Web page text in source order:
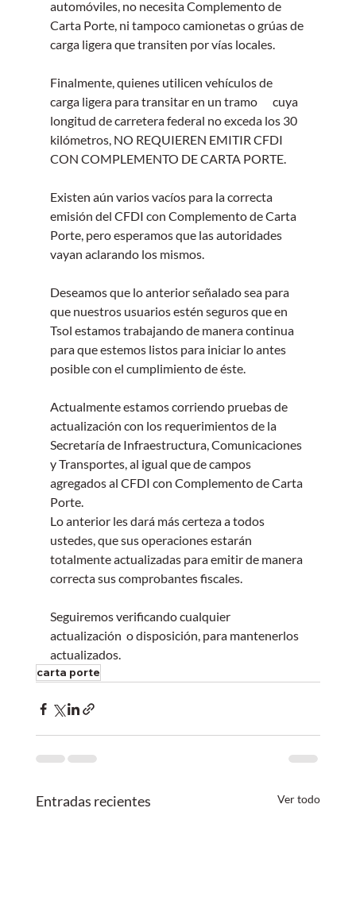
automóviles, no necesita Complemento de
Carta Porte, ni tampoco camionetas o grúas de
carga ligera que transiten por vías locales.
Finalmente, quienes utilicen vehículos de
carga ligera para transitar en un tramo 	cuya
longitud de carretera federal no exceda los 30
kilómetros, NO REQUIEREN EMITIR CFDI
CON COMPLEMENTO DE CARTA PORTE.
Existen aún varios vacíos para la correcta
emisión del CFDI con Complemento de Carta
Porte, pero esperamos que las autoridades
vayan aclarando los mismos.
Deseamos que lo anterior señalado sea para
que nuestros usuarios estén seguros que en
Tsol estamos trabajando de manera continua
para que estemos listos para iniciar lo antes
posible con el cumplimiento de éste.
Actualmente estamos corriendo pruebas de
actualización con los requerimientos de la
Secretaría de Infraestructura, Comunicaciones
y Transportes, al igual que de campos
agregados al CFDI con Complemento de Carta
Porte.
Lo anterior les dará más certeza a todos
ustedes, que sus operaciones estarán
totalmente actualizadas para emitir de manera
correcta sus comprobantes fiscales.
Seguiremos verificando cualquier
actualización  o disposición, para mantenerlos
actualizados.
carta porte
Entradas recientes Ver todo